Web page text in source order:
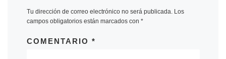
Tu dirección de correo electrónico no será publicada. Los
campos obligatorios están marcados con *
COMENTARIO *